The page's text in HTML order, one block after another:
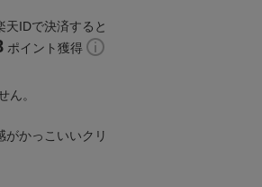
天IDで決済すると
ポイント獲得
ん。
かっこいいクリ